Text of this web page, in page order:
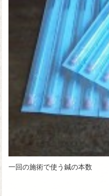
一回の施術で使う鍼の本数